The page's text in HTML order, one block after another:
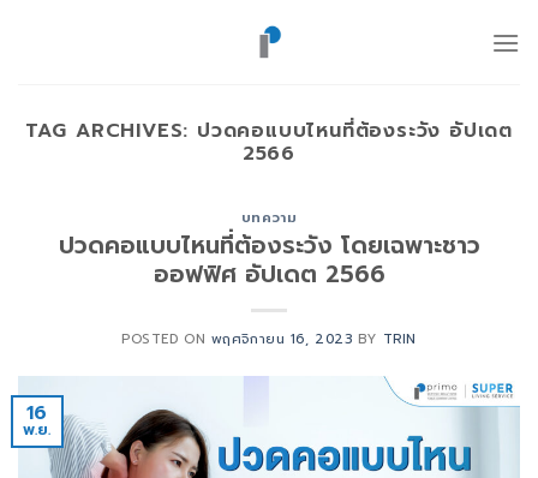
TAG ARCHIVES: ปวดคอแบบไหนที่ต้องระวัง อัปเดต
2566
บทความ
ปวดคอแบบไหนที่ต้องระวัง โดยเฉพาะชาว
ออฟฟิศ อัปเดต 2566
POSTED ON พฤศจิกายน 16, 2023 BY TRIN
16
พ.ย.